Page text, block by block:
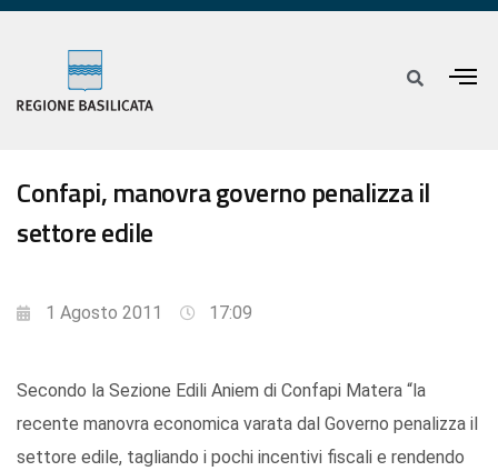
Confapi, manovra governo penalizza il
settore edile
1 Agosto 2011 17:09
Secondo la Sezione Edili Aniem di Confapi Matera “la
recente manovra economica varata dal Governo penalizza il
settore edile, tagliando i pochi incentivi fiscali e rendendo